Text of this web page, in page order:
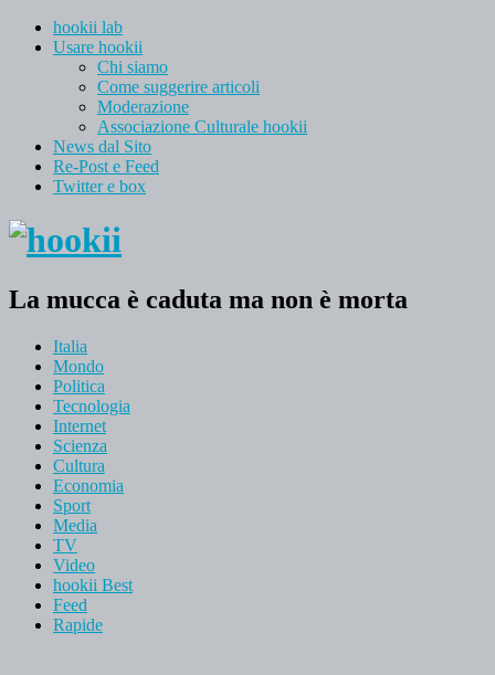
hookii lab
Usare hookii
Chi siamo
Come suggerire articoli
Moderazione
Associazione Culturale hookii
News dal Sito
Re-Post e Feed
Twitter e box
La mucca è caduta ma non è morta
Italia
Mondo
Politica
Tecnologia
Internet
Scienza
Cultura
Economia
Sport
Media
TV
Video
hookii Best
Feed
Rapide